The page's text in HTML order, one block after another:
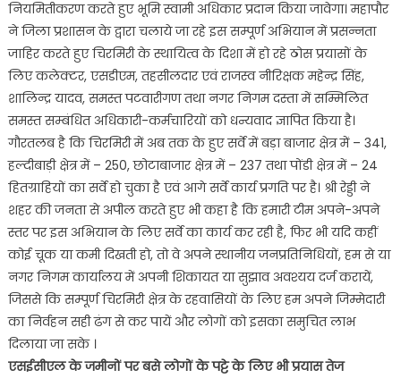
नियमितीकरण करते हुए भूमि स्‍वामी अधिकार प्रदान किया जावेगा। महापौर
ने जिला प्रशासन के द्वारा चलाये जा रहे इस सम्पूर्ण अभियान में प्रसन्नता
जाहिर करते हुए चिरमिरी के स्थायित्व के दिशा में हो रहे ठोस प्रयासों के
लिए कलेक्टर, एसडीएम, तहसीलदार एवं राजस्व नीरिक्षक महेन्द्र सिंह,
शालिन्द्र यादव, समस्त पटवारीगण तथा नगर निगम दस्ता में सम्मिलित
समस्त सम्बंधित अधिकारी-कर्मचारियों को धन्यवाद ज्ञापित किया है।
गौरतलब है कि चिरमिरी में अब तक के हुए सर्वे में बड़ा बाजार क्षेत्र में – 341,
हल्दीबाड़ी क्षेत्र में – 250, छोटाबाजार क्षेत्र में – 237 तथा पोंडी क्षेत्र में – 24
हितग्राहियों का सर्वे हो चुका है एवं आगे सर्वे कार्य प्रगति पर है। श्री रेड्डी ने
शहर की जनता से अपील करते हुए भी कहा है कि हमारी टीम अपने-अपने
स्तर पर इस अभियान के लिए सर्वे का कार्य कर रही है, फिर भी यदि कहीं
कोई चूक या कमी दिखती हो, तो वे अपने स्थानीय जनप्रतिनिधियों, हम से या
नगर निगम कार्यालय में अपनी शिकायत या सुझाव अवश्यय दर्ज करायें,
जिससे कि सम्पूर्ण चिरमिरी क्षेत्र के रहवासियों के लिए हम अपने जिम्मेदारी
का निर्वहन सही ढंग से कर पायें और लोगों को इसका समुचित लाभ
दिलाया जा सके ।
एसईसीएल के जमीनों पर बसे लोगों के पट्टे के लिए भी प्रयास तेज